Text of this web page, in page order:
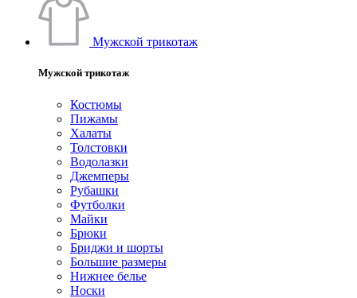
Мужской трикотаж
Мужской трикотаж
Костюмы
Пижамы
Халаты
Толстовки
Водолазки
Джемперы
Рубашки
Футболки
Майки
Брюки
Бриджи и шорты
Большие размеры
Нижнее белье
Носки